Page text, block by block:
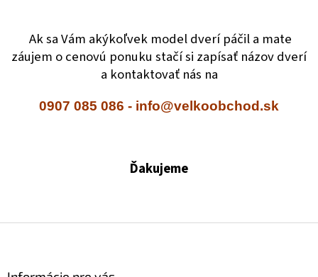
Ak sa Vám akýkoľvek model dverí páčil a mate
záujem o cenovú ponuku stačí si zapísať názov dverí
a kontaktovať nás na
0907 085 086 - info@velkoobchod.sk
Ďakujeme